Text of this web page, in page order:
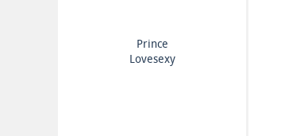
Prince
Lovesexy